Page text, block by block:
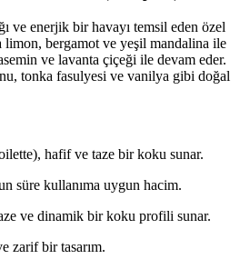
ve enerjik bir havayı temsil eden özel
bergamot ve yeşil mandalina ile
ve lavanta çiçeği ile devam eder.
tonka fasulyesi ve vanilya gibi doğal
hafif ve taze bir koku sunar.
süre kullanıma uygun hacim.
ve dinamik bir koku profili sunar.
zarif bir tasarım.